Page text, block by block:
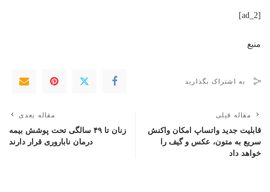
[ad_2]
منبع
به اشتراک بگذارید
مقاله قبلی
قابلیت جدید واتساپ امکان واکنش
سریع به متون، عکس و گیف را
خواهد داد
مقاله بعدی
زنان تا ۴۹ سالگی تحت پوشش بیمه
درمان ناباروری قرار دارند